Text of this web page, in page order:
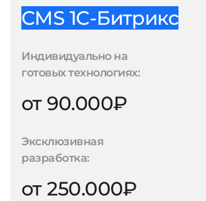
CMS 1С-Битрикс
Индивидуально на
готовых технологиях:
от 90.000₽
Эксклюзивная
разработка:
от 250.000₽